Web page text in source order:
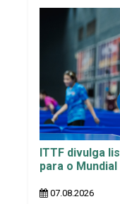
ITTF divulga
para o
07.08.2026